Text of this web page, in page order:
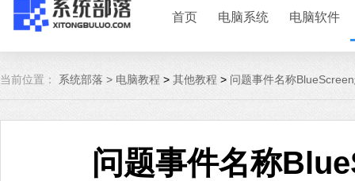
首页 电脑系统 电脑软件
当前位置： 系统部落 > 电脑教程 > 其他教程 > 问题事件名称
问题事件名称